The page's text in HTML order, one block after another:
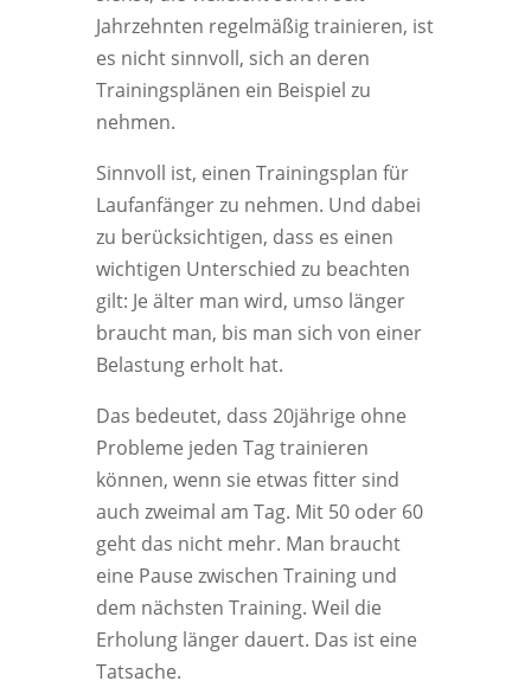
Jahrzehnten regelmäßig trainieren, ist
es nicht sinnvoll, sich an deren
Trainingsplänen ein Beispiel zu
nehmen.
Sinnvoll ist, einen Trainingsplan für
Laufanfänger zu nehmen. Und dabei
zu berücksichtigen, dass es einen
wichtigen Unterschied zu beachten
gilt: Je älter man wird, umso länger
braucht man, bis man sich von einer
Belastung erholt hat.
Das bedeutet, dass 20jährige ohne
Probleme jeden Tag trainieren
können, wenn sie etwas fitter sind
auch zweimal am Tag. Mit 50 oder 60
geht das nicht mehr. Man braucht
eine Pause zwischen Training und
dem nächsten Training. Weil die
Erholung länger dauert. Das ist eine
Tatsache.